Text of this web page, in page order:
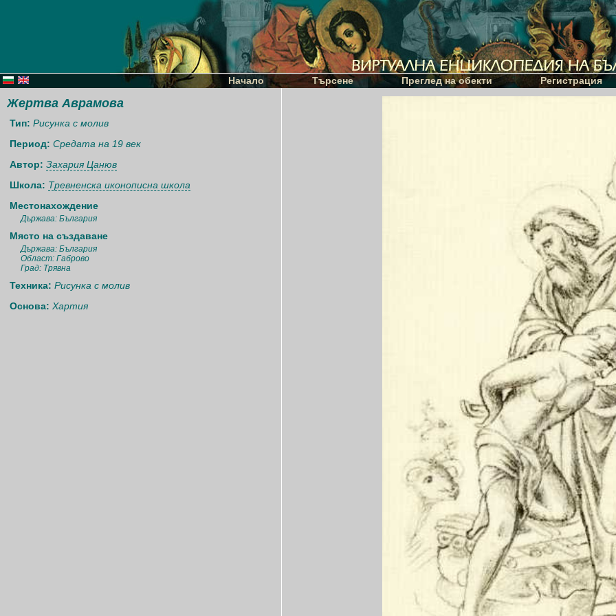
Начало Търсене Преглед на обекти Регистрация
Жертва Аврамова
Тип: Рисунка с молив
Период: Средата на 19 век
Автор: Захария Цанюв
Школа: Тревненска иконописна школа
Местонахождение
Държава: България
Място на създаване
Държава: България
Област: Габрово
Град: Трявна
Техника: Рисунка с молив
Основа: Хартия